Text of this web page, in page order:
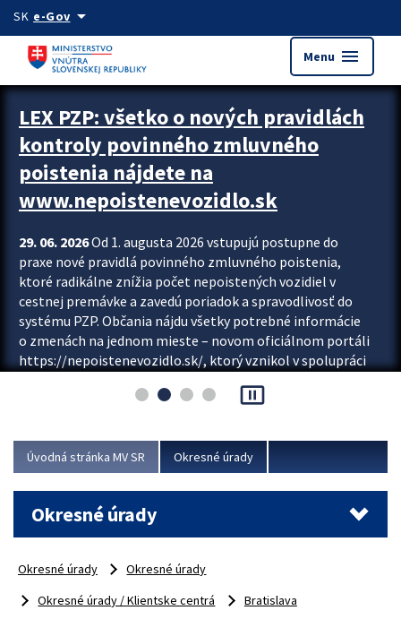
Preskocit na hlavný obsah
SK e-Govarrow_drop_down
Menu menu
Zastavit automatický posun upútavok
LEX PZP: všetko o nových pravidlách
kontroly povinného zmluvného
poistenia nájdete na
www.nepoistenevozidlo.sk
29. 06. 2026Od 1. augusta 2026 vstupujú postupne do
praxe nové pravidlá povinného zmluvného poistenia,
ktoré radikálne znížia počet nepoistených vozidiel v
cestnej premávke a zavedú poriadok a spravodlivosť do
systému PZP. Občania nájdu všetky potrebné informácie
o zmenách na jednom mieste – novom oficiálnom portáli
https://nepoistenevozidlo.sk/, ktorý vznikol v spolupráci
asociácie poisťovní (SLASPO) a Ministerstva vnútra SR.
Viac
pause_presentation
Úvodná stránka MV SR Okresné úrady
Okresné úrady
Okresné úrady
Okresné úrady
Okresné úrady / Klientske centrá
Bratislava